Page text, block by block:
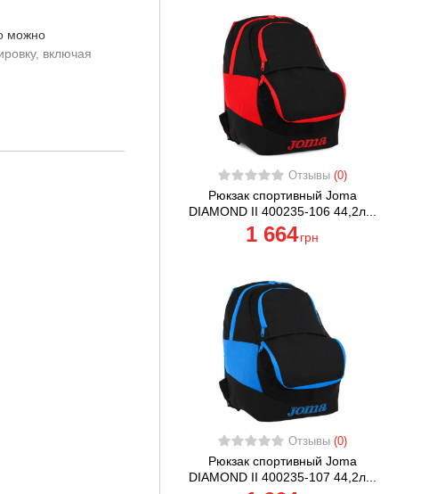
можно
включая
Отзывы (0)
Рюкзак спортивный Joma
DIAMOND II 400235-106 44,2л...
1 664 грн
Отзывы (0)
Рюкзак спортивный Joma
DIAMOND II 400235-107 44,2л...